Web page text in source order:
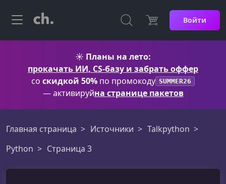
Войти
☀️ Планы на лето:
прокачать ИИ, CS-базу и забрать оффер
со скидкой 50% по промокоду SUMMER26
— активируйна странице пакетов
Главная страница Источники
Talkpython
Python
Страница 3